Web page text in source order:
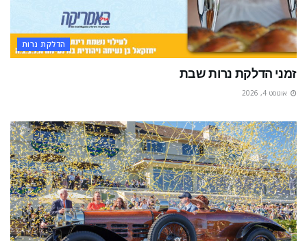
הדלקת נרות
זמני הדלקת נרות שבת
אוגוסט 4, 2026